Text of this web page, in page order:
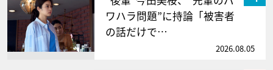
ワハラ問題”に持論「被害者
の話だけで…
2026.08.05